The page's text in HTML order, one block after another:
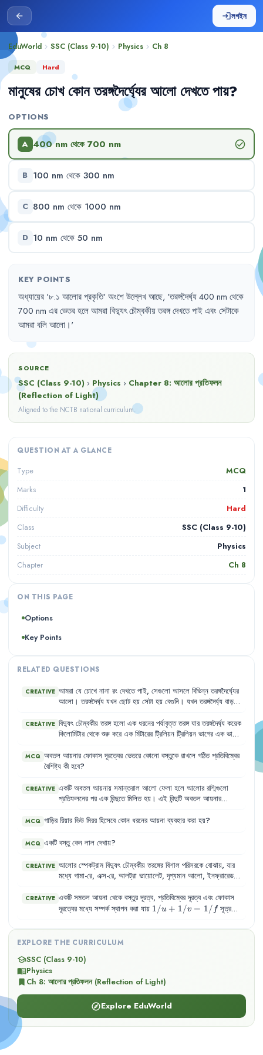
arrow_back loginলগইন
EduWorld chevron_right SSC (Class 9-10) chevron_right Physics chevron_right Ch 8
MCQ Hard
মানুষের চোখ কোন তরঙ্গদৈর্ঘ্যের আলো দেখতে পায়?
OPTIONS
A 400 nm থেকে 700 nm check_circle
B 100 nm থেকে 300 nm
C 800 nm থেকে 1000 nm
D 10 nm থেকে 50 nm
KEY POINTS
অধ্যায়ের '৮.১ আলোরপ্রকৃতি' অংশেউল্লেখআছে, 'তরঙ্গদৈর্ঘ্য400 nm থেকে
700 nm এরভেতরহলেআমরাবিদ্যুৎচৌম্বকীয়তরঙ্গদেখতেপাইএবং সেটাকে
আমরাবলিআলো ।'
SOURCE
SSC (Class 9-10) › Physics › Chapter 8: আলোর প্রতিফলন
(Reflection of Light)
Aligned to the NCTB national curriculum.
QUESTION AT A GLANCE
Type MCQ
Marks 1
Difficulty Hard
Class SSC (Class 9-10)
Subject Physics
Chapter Ch 8
ON THIS PAGE
Options
Key Points
RELATED QUESTIONS
CREATIVE আমরা যে চোখে নানা রং দেখতে পাই, সেগুলো আসলে বিভিন্ন তরঙ্গদৈর্ঘ্যের
আলো । তরঙ্গদৈর্ঘ্য যখন ছোট হয় সেটা হয় বেগুনি । যখন তরঙ্গদৈর্ঘ্য বাড়তে
যায়। মানুষের চোখ 400 nmথেকে 700 nmএর বাইরে তরঙ্গদৈর্ঘ্যের
আলো দেখতে পায় না ।
CREATIVE বিদ্যুৎ চৌম্বকীয় তরঙ্গ হলো এক ধরনের পর্যাবৃত্ত তরঙ্গ যার তরঙ্গদৈর্ঘ্য কয়েক
কিলোমিটার থেকে শুরু করে এক মিটারের ট্রিলিয়ন ট্রিলিয়ন ভাগের এক ভাগও
যা 400 nmথেকে 700 nmএর মধ্যে থাকে এবং যাকে আমরা দৃশ্যমান
আলো বলি
সাথে তা নীল, সবুজ, হলুদ, কমলা লাল হয়ে অদৃশ্য হয়ে যায় । মানুষের
চোখ এই ব্যাপ্তির বাইরে দেখতে পায় না তবে কিছু প্রাণী পারে।
MCQ অবতল আয়নার ফোকাস দূরত্বের ভেতরে কোনো বস্তুকে রাখলে গঠিত প্রতিবিম্বের
বৈশিষ্ট্য কী হবে?
CREATIVE একটি অবতল আয়নায় সমান্তরাল আলো ফেলা হলে আলোর রশ্মিগুলো
প্রতিফলনের পর এক বিন্দুতে মিলিত হয় । এই বিন্দুটি অবতল আয়নার
(অভিসারী) এবং ফোকাস বিন্দুতে পৌঁছানোর পর আলো ছড়িয়ে যেতে
MCQ গাড়ির রিয়ার ভিউ মিরর হিসেবে কোন ধরনের আয়না ব্যবহার করা হয়?
MCQ একটি বস্তু কেন লাল দেখায়?
CREATIVE আলোর স্পেকট্রাম বিদ্যুৎ চৌম্বকীয় তরঙ্গের বিশাল পরিসরকে বোঝায়, যার
মধ্যে গামা-রে, এক্স-রে, আলট্রা ভায়োলেট, দৃশ্যমান আলো, ইনফ্রারেড,
স্পেকট্রামের একটি ক্ষুদ্র অংশ।
CREATIVE একটি সমতল আয়না থেকে বস্তুর দূরত্ব, প্রতিবিম্বের দূরত্ব এবং ফোকাস
দূরত্বের মধ্যে সম্পর্ক স্থাপন করা যায় 1/u
1/v
1/u + 1/v = 1/ fসূত্র
বাস্তব প্রতিবিম্ব পর্দায় ফেলা যায়, কিন্তু অবাস্তব প্রতিবিম্ব পর্দায় ফেলা
যায় না।
EXPLORE THE CURRICULUM
schoolSSC (Class 9-10)
menu_bookPhysics
bookmark Ch 8: আলোর প্রতিফলন (Reflection of Light)
exploreExplore EduWorld